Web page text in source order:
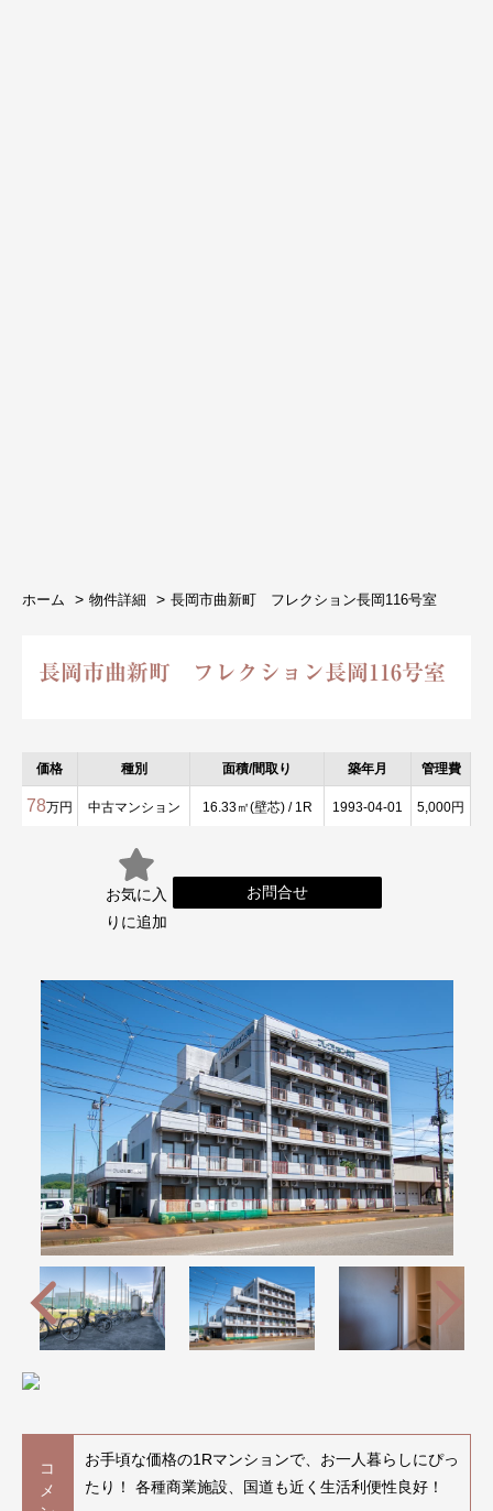
ホーム 物件詳細 長岡市曲新町 フレクション長岡116号室
長岡市曲新町 フレクション長岡116号室
価格 種別 面積/間取り 築年月 管理費
78万円 中古マンション 16.33㎡(壁芯) / 1R 1993-04-01 5,000円
お気に入
りに追加
お問合せ
コ
メ
お手頃な価格の1Rマンションで、お一人暮らしにぴっ
たり！ 各種商業施設、国道も近く生活利便性良好！